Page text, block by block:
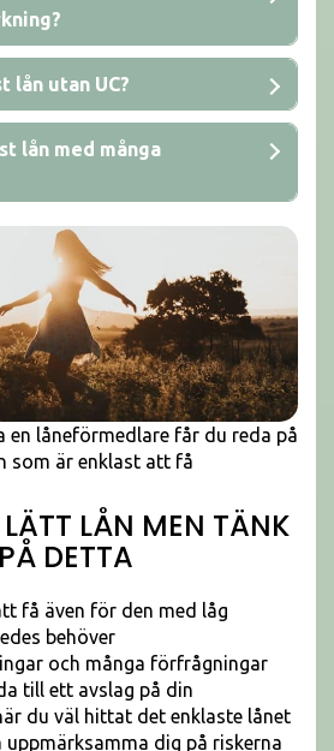
lån utan UC?
lån med många
en låneförmedlare får du reda på
som är enklast att få
LÅN MEN TÄNK
PÅ DETTA
få även för den med låg
behöver
och många förfrågningar
till ett avslag på din
du väl hittat det enklaste lånet
dig på riskerna